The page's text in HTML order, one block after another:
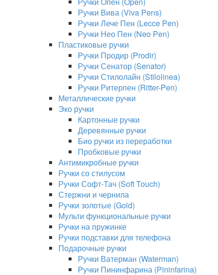
Ручки Вива (Viva Pens)
Ручки Лече Пен (Lecce Pen)
Ручки Нео Пен (Neo Pen)
Пластиковые ручки
Ручки Продир (Prodir)
Ручки Сенатор (Senator)
Ручки Стилолайн (Stilolinea)
Ручки Ритерпен (Ritter-Pen)
Металлические ручки
Эко ручки
Картонные ручки
Деревянные ручки
Био ручки из переработки
Пробковые ручки
Антимикробные ручки
Ручки со стилусом
Ручки Софт-Тач (Soft Touch)
Стержни и чернила
Ручки золотые (Gold)
Мульти функциональные ручки
Ручки на пружинке
Ручки подставки для телефона
Подарочные ручки
Ручки Ватерман (Waterman)
Ручки Пининфарина (Pininfarina)